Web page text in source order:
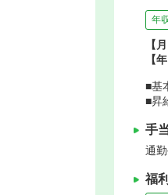
年
【
【
■基
■昇
手
通
福